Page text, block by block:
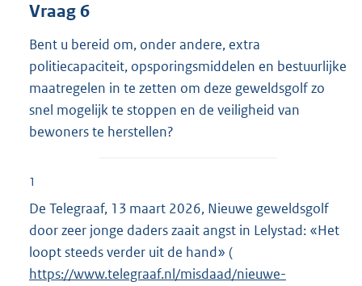
Vraag 6
Bent u bereid om, onder andere, extra
politiecapaciteit, opsporingsmiddelen en bestuurlijke
maatregelen in te zetten om deze geweldsgolf zo
snel mogelijk te stoppen en de veiligheid van
bewoners te herstellen?
1
De Telegraaf, 13 maart 2026, Nieuwe geweldsgolf
door zeer jonge daders zaait angst in Lelystad: «Het
loopt steeds verder uit de hand» (
x
https://www.telegraaf.nl/misdaad/nieuwe-